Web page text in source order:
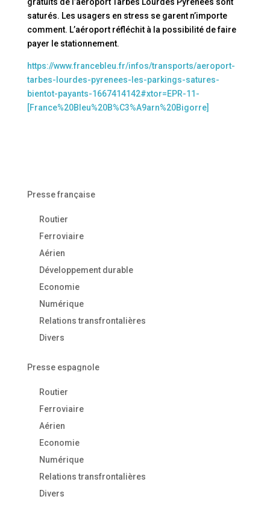
saturés. Les usagers en stress se garent n’importe
comment. L’aéroport réfléchit à la possibilité de faire
payer le stationnement.
https://www.francebleu.fr/infos/transports/aeroport-
tarbes-lourdes-pyrenees-les-parkings-satures-
bientot-payants-1667414142#xtor=EPR-11-
[France%20Bleu%20B%C3%A9arn%20Bigorre]
Presse française
Routier
Ferroviaire
Aérien
Développement durable
Economie
Numérique
Relations transfrontalières
Divers
Presse espagnole
Routier
Ferroviaire
Aérien
Economie
Numérique
Relations transfrontalières
Divers